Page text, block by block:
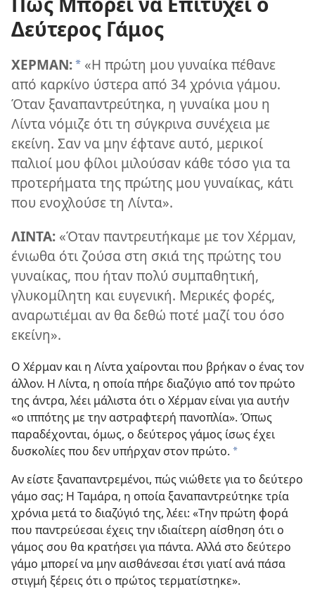
Δεύτερος Γάμος
ΧΕΡΜΑΝ:* «Η πρώτη μου γυναίκα πέθανε
από καρκίνο ύστερα από 34 χρόνια γάμου.
Όταν ξαναπαντρεύτηκα, η γυναίκα μου η
Λίντα νόμιζε ότι τη σύγκρινα συνέχεια με
εκείνη. Σαν να μην έφτανε αυτό, μερικοί
παλιοί μου φίλοι μιλούσαν κάθε τόσο για τα
προτερήματα της πρώτης μου γυναίκας, κάτι
που ενοχλούσε τη Λίντα».
ΛΙΝΤΑ: «Όταν παντρευτήκαμε με τον Χέρμαν,
ένιωθα ότι ζούσα στη σκιά της πρώτης του
γυναίκας, που ήταν πολύ συμπαθητική,
γλυκομίλητη και ευγενική. Μερικές φορές,
αναρωτιέμαι αν θα δεθώ ποτέ μαζί του όσο
εκείνη».
Ο Χέρμαν και η Λίντα χαίρονται που βρήκαν ο ένας τον
άλλον. Η Λίντα, η οποία πήρε διαζύγιο από τον πρώτο
της άντρα, λέει μάλιστα ότι ο Χέρμαν είναι για αυτήν
«ο ιππότης με την αστραφτερή πανοπλία». Όπως
παραδέχονται, όμως, ο δεύτερος γάμος ίσως έχει
δυσκολίες που δεν υπήρχαν στον πρώτο. *
Αν είστε ξαναπαντρεμένοι, πώς νιώθετε για το δεύτερο
γάμο σας; Η Ταμάρα, η οποία ξαναπαντρεύτηκε τρία
χρόνια μετά το διαζύγιό της, λέει: «Την πρώτη φορά
που παντρεύεσαι έχεις την ιδιαίτερη αίσθηση ότι ο
γάμος σου θα κρατήσει για πάντα. Αλλά στο δεύτερο
γάμο μπορεί να μην αισθάνεσαι έτσι γιατί ανά πάσα
στιγμή ξέρεις ότι ο πρώτος τερματίστηκε».